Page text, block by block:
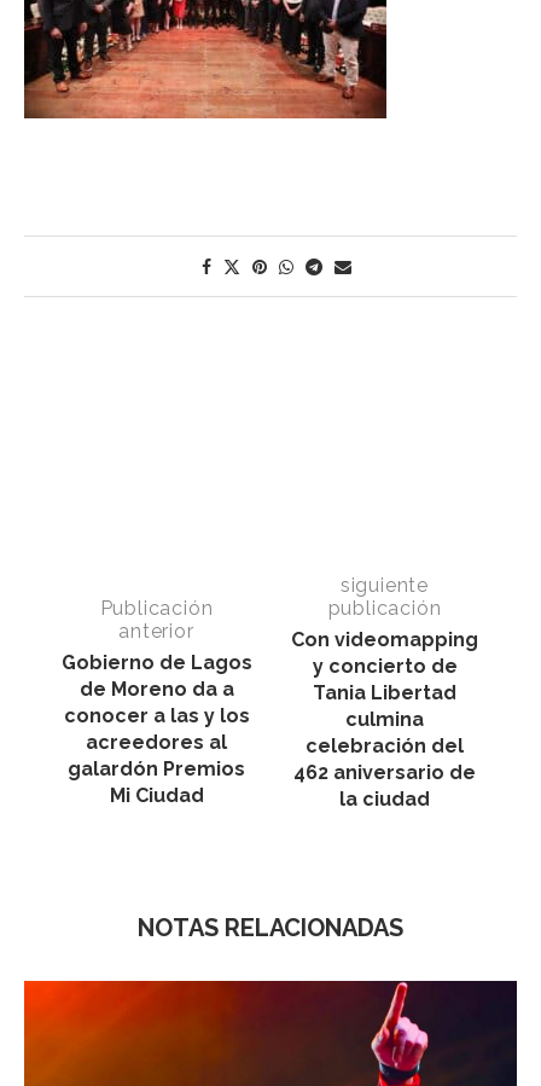
Publicación
anterior
Gobierno de Lagos
de Moreno da a
conocer a las y los
acreedores al
galardón Premios
Mi Ciudad
siguiente
publicación
Con videomapping
y concierto de
Tania Libertad
culmina
celebración del
462 aniversario de
la ciudad
NOTAS RELACIONADAS